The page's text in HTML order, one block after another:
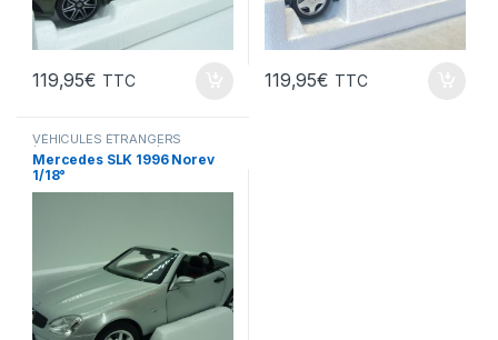
119,95€ TTC 119,95€ TTC
VÉHICULES ÉTRANGERS
(voitures,camions ...)
Mercedes SLK 1996 Norev
1/18°